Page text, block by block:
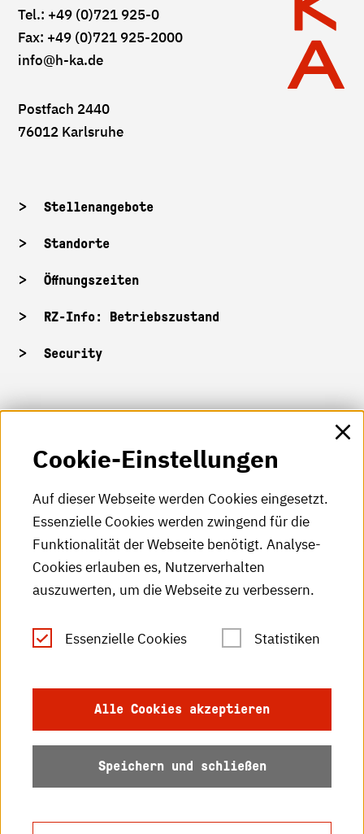
Tel.: +49 (0)721 925-0
Fax: +49 (0)721 925-2000
info@h-ka.de
Postfach 2440
76012 Karlsruhe
Stellenangebote
Standorte
Öffnungszeiten
RZ-Info: Betriebszustand
Security
HKA-Shop
HKA-Videos
HKA-Podcast
HKA-Publikationen
RSS-Feed
Leichte Sprache
Datenschutz
Barrierefreiheit
Cookie-Einstellungen
Auf dieser Webseite werden Cookies eingesetzt.
Essenzielle Cookies werden zwingend für die
Funktionalität der Webseite benötigt. Analyse-
Cookies erlauben es, Nutzerverhalten
auszuwerten, um die Webseite zu verbessern.
Essenzielle Cookies Statistiken
Alle Cookies akzeptieren
Speichern und schließen